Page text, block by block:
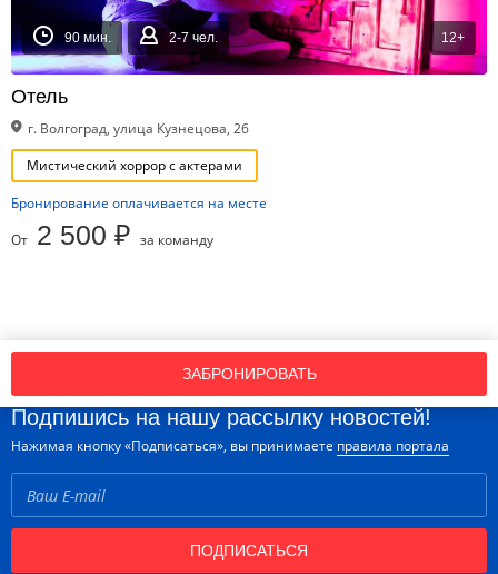
90 мин. 2-7 чел. 12+
Отель
г. Волгоград, улица Кузнецова, 26
Мистический хоррор с актерами
Бронирование оплачивается на месте
От 2 500 ₽ за команду
ЗАБРОНИРОВАТЬ
Подпишись на нашу рассылку новостей!
Нажимая кнопку «Подписаться», вы принимаете правила портала
ПОДПИСАТЬСЯ